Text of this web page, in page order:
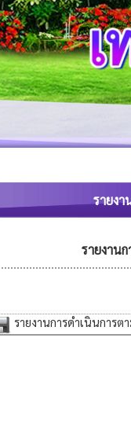
รายง
รายงาน
รายงานการดำเนินการ